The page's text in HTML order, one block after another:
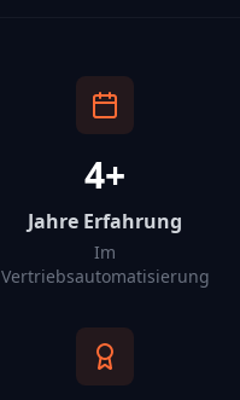
4+
Jahre Erfahrung
Im
Vertriebsautomatisierung